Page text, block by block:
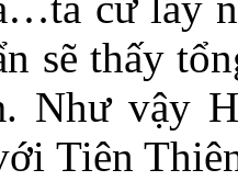
sẽ thấy
Như vậy
Tiên